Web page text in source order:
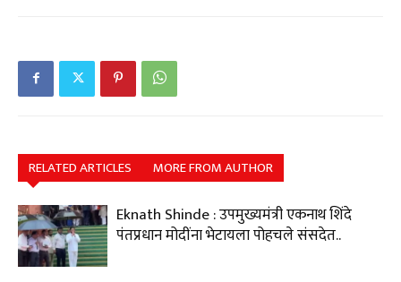
RELATED ARTICLES MORE FROM AUTHOR
Eknath Shinde : उपमुख्यमंत्री एकनाथ शिंदे
पंतप्रधान मोदींना भेटायला पोहचले संसदेत..